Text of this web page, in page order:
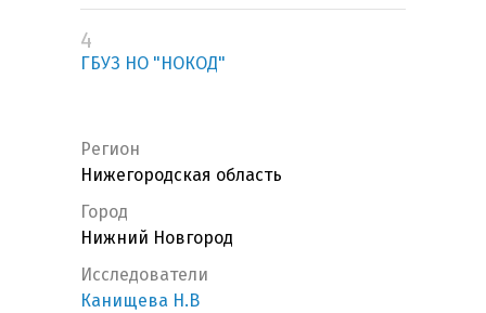
4
ГБУЗ НО "НОКОД"
Регион
Нижегородская область
Город
Нижний Новгород
Исследователи
Канищева Н.В